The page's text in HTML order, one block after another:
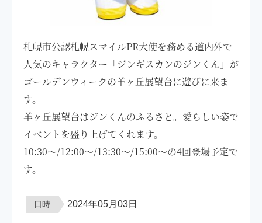
札幌市公認札幌スマイルPR大使を務める道内外で
人気のキャラクター「ジンギスカンのジンくん」が
ゴールデンウィークの羊ヶ丘展望台に遊びに来ま
す。
羊ヶ丘展望台はジンくんのふるさと。愛らしい姿で
イベントを盛り上げてくれます。
10:30～/12:00～/13:30～/15:00～の4回登場予定で
す。
日時 2024年05月03日